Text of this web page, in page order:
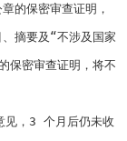
的保密审查证明，
摘要及“不涉及国家
保密审查证明，将不
， 3 个月后仍未收